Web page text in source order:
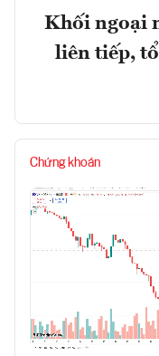
Khối ngoại
liên tiếp,
Chứng khoán